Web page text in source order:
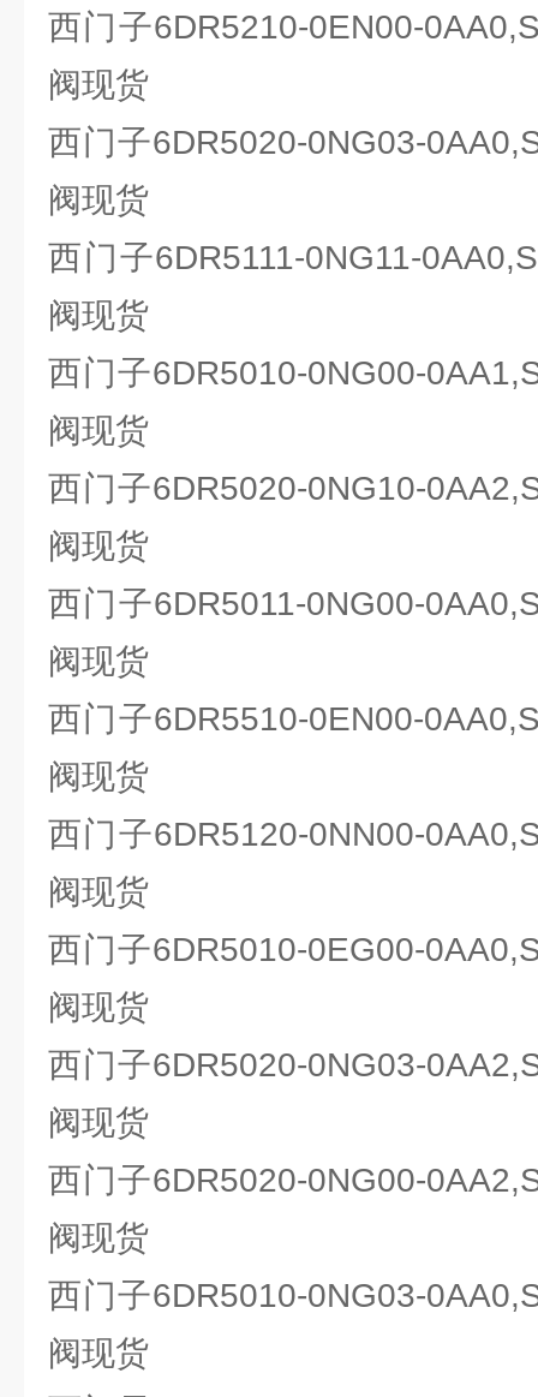
西门子6DR5210-0EN00-
阀现货
西门子6DR5020-0NG03-
阀现货
西门子6DR5111-0NG11-
阀现货
西门子6DR5010-0NG00-
阀现货
西门子6DR5020-0NG10-
阀现货
西门子6DR5011-0NG00-
阀现货
西门子6DR5510-0EN00-
阀现货
西门子6DR5120-0NN00-
阀现货
西门子6DR5010-0EG00-
阀现货
西门子6DR5020-0NG03-
阀现货
西门子6DR5020-0NG00-
阀现货
西门子6DR5010-0NG03-
阀现货